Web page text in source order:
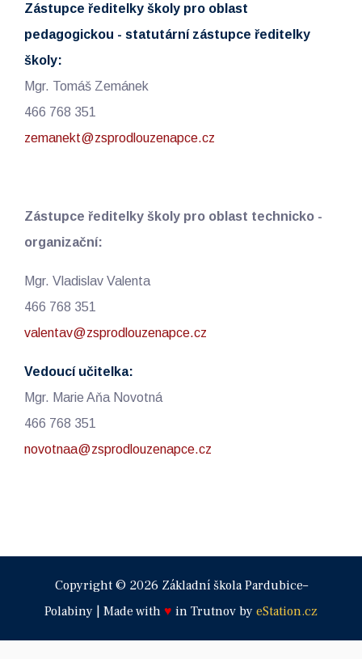
Zástupce ředitelky školy pro oblast
pedagogickou - statutární zástupce ředitelky
školy:
Mgr. Tomáš Zemánek
466 768 351
zemanekt@zsprodlouzenapce.cz
Zástupce ředitelky školy pro oblast technicko -
organizační:
Mgr. Vladislav Valenta
466 768 351
valentav@zsprodlouzenapce.cz
Vedoucí učitelka:
Mgr. Marie Aňa Novotná
466 768 351
novotnaa@zsprodlouzenapce.cz
Copyright © 2026 Základní škola Pardubice–
Polabiny | Made with ♥ in Trutnov by eStation.cz